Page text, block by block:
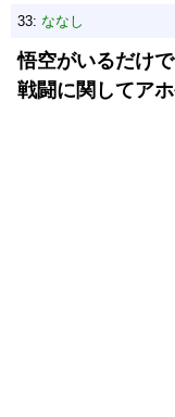
33: ななし
悟空がいるだけ
戦闘に関してア